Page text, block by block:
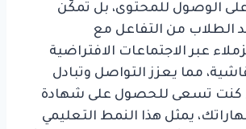
على الوصول للمحتوى، بل تمكّن
الطلاب من التفاعل مع
عبر الاجتماعات الافتراضية
مما يعزز التواصل وتبادل
كنت تسعى للحصول على شهادة
يمثل هذا النمط التعليمي